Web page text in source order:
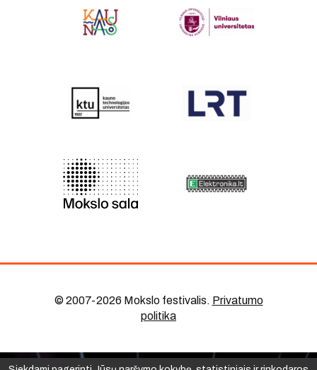
© 2007-2026 Mokslo festivalis. Privatumo
politika